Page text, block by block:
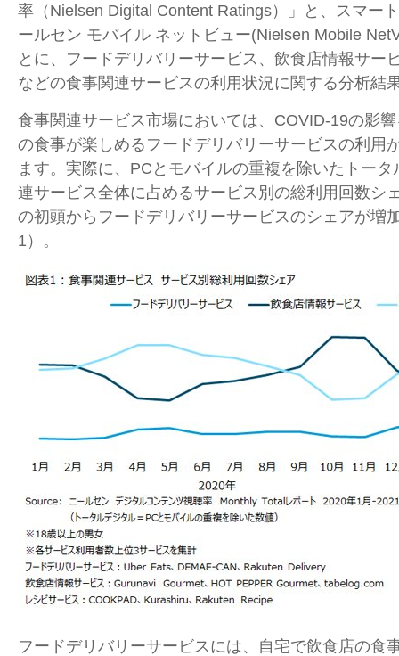
率（Nielsen Digital Content Ratings）」と、スマー
ールセン モバイル ネットビュー(Nielsen Mobile
とに、フードデリバリーサービス、飲食店情報サー
などの食事関連サービスの利用状況に関する分析結
食事関連サービス市場においては、 COVID-19の影
の食事が楽しめるフードデリバリーサービスの利用
ます。実際に、 PCとモバイルの重複を除いたトー
連サービス全体に占めるサービス別の総利用回数シ
の初頭からフードデリバリーサービスのシェアが増
1）。
フードデリバリーサービスには、自宅で飲食店の食